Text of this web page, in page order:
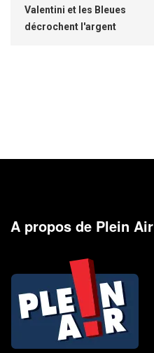
Valentini et les Bleues
décrochent l'argent
A propos de Plein Air